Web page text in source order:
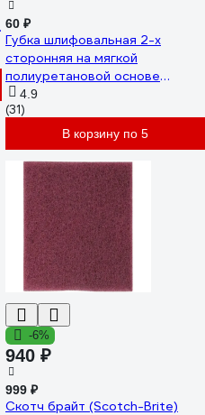
60 ₽
Губка шлифовальная 2-х
сторонняя на мягкой
полиуретановой основе
Sponge Pads Blue 120x98x13
мм, P120 Hanko sp-
pad_bl120981312
4.9
(31)
В корзину по 5
-6%
940 ₽
999 ₽
Скотч брайт (Scotch-Brite)